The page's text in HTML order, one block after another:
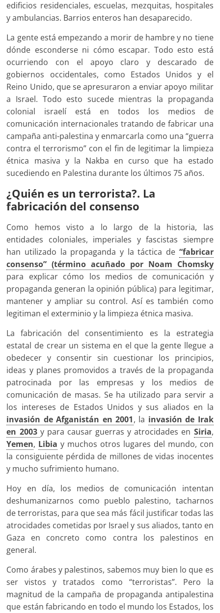
edificios residenciales, escuelas, mezquitas, hospitales
y ambulancias. Barrios enteros han desaparecido.
La gente está empezando a morir de hambre y no tiene
dónde esconderse ni cómo escapar. Todo esto está
ocurriendo con el apoyo claro y descarado de
gobiernos occidentales, como Estados Unidos y el
Reino Unido, que se apresuraron a enviar apoyo militar
a Israel. Todo esto sucede mientras la propaganda
colonial israelí está en todos los medios de
comunicación internacionales tratando de fabricar una
campaña anti-palestina y enmarcarla como una “guerra
contra el terrorismo” con el fin de legitimar la limpieza
étnica masiva y la Nakba en curso que ha estado
sucediendo en Palestina durante los últimos 75 años.
¿Quién es un terrorista?. La
fabricación del consenso
Como hemos visto a lo largo de la historia, las
entidades coloniales, imperiales y fascistas siempre
han utilizado la propaganda y la táctica de “fabricar
consenso” (término acuñado por Noam Chomsky
para explicar cómo los medios de comunicación y
propaganda generan la opinión pública) para legitimar,
mantener y ampliar su control. Así es también como
legitiman el exterminio y la limpieza étnica masiva.
La fabricación del consentimiento es la estrategia
estatal de crear un sistema en el que la gente llegue a
obedecer y consentir sin cuestionar los principios,
ideas y planes promovidos a través de la propaganda
patrocinada por las empresas y los medios de
comunicación de masas. Se ha utilizado para servir a
los intereses de Estados Unidos y sus aliados en la
invasión de Afganistán en 2001, la invasión de Irak
en 2003 y para causar guerras y atrocidades en Siria,
Yemen, Libia y muchos otros lugares del mundo, con
la consiguiente pérdida de millones de vidas inocentes
y mucho sufrimiento humano.
Hoy en día, los medios de comunicación intentan
deshumanizarnos como pueblo palestino, tacharnos
de terroristas, para que sea más fácil justificar todas las
atrocidades cometidas por Israel y sus aliados, tanto en
Gaza en concreto como contra los palestinos en
general.
Como árabes y palestinos, sabemos muy bien lo que es
ser vistos y tratados como “terroristas”. Pero la
magnitud de la campaña de propaganda antipalestina
que están fabricando en todo el mundo los Estados, los